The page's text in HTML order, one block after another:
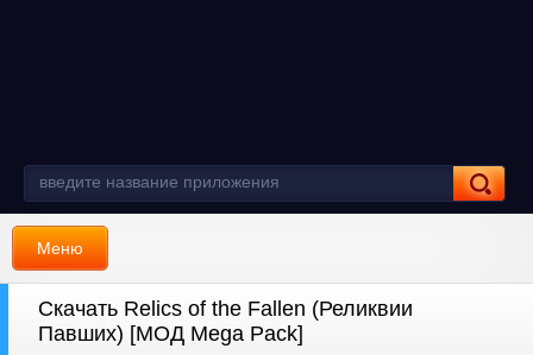
Меню
Скачать Relics of the Fallen (Реликвии
Павших) [МОД Mega Pack]